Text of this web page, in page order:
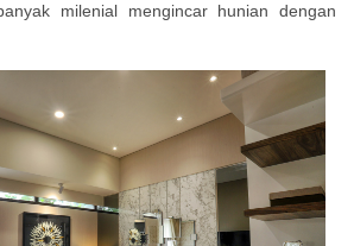
milenial mengincar hunian dengan